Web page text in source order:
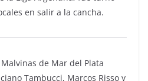
en salir a la cancha.
de Mar del Plata
Tambucci, Marcos Risso y